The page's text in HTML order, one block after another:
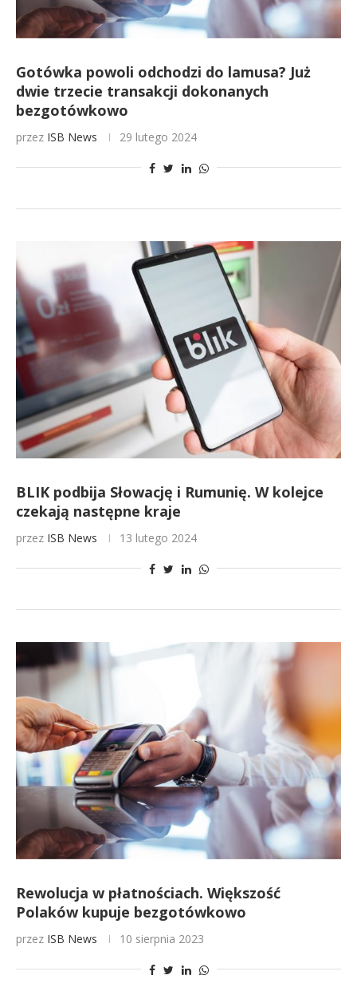
Gotówka powoli odchodzi do lamusa? Już
dwie trzecie transakcji dokonanych
bezgotówkowo
przez ISB News 29 lutego 2024
BLIK podbija Słowację i Rumunię. W kolejce
czekają następne kraje
przez ISB News 13 lutego 2024
Rewolucja w płatnościach. Większość
Polaków kupuje bezgotówkowo
przez ISB News 10 sierpnia 2023